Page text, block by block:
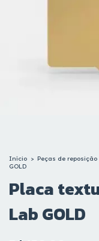
Início > Peças de reposição
GOLD
Placa
Lab GOLD